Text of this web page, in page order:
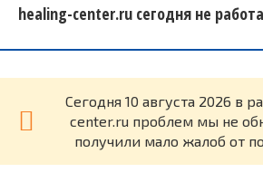
healing-center.ru сегодня не
Cегодня 10 августа 2026 в
center.ru проблем мы не
получили мало жалоб от